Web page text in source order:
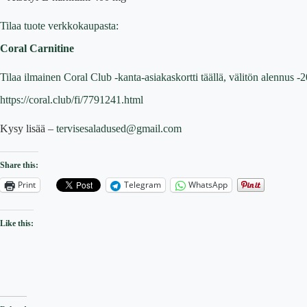
Tilaa tuote verkkokaupasta:
Coral Carnitine
Tilaa ilmainen Coral Club -kanta-asiakaskortti täällä, välitön alennus -
https://coral.club/fi/7791241.html
Kysy lisää – tervisesaladused@gmail.com
Share this:
Print Telegram WhatsApp
Like this: